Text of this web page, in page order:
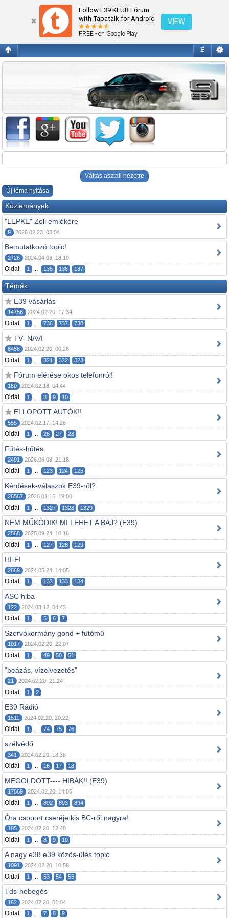
Follow E39 KLUB Fórum
with Tapatalk for Android
FREE - on Google Play
VIEW
#
E39 1995-2004
Váltás asztali nézetre
Új téma nyitása
Közlemények
"LEPKE" Zoli emlékére
9 2026.02.23. 03:04
Bemutatkozó topic!
2726 2024.04.06. 18:19
Oldal: 1 ... 135 136 137
Témák
E39 vásárlás
14756 2024.02.20. 17:34
Oldal: 1 ... 736 737 738
TV- NAVI
6458 2024.02.20. 00:26
Oldal: 1 ... 321 322 323
Fórum elérése okos telefonról!
180 2024.02.18. 04:44
Oldal: 1 ... 8 9 10
ELLOPOTT AUTÓK!!
555 2024.02.17. 14:26
Oldal: 1 ... 26 27 28
Fűtés-hűtés
2491 2026.06.08. 21:18
Oldal: 1 ... 123 124 125
Kérdések-válaszok E39-ről?
26567 2026.01.16. 19:00
Oldal: 1 ... 1327 1328 1329
NEM MŰKÖDIK! MI LEHET A BAJ? (E39)
2568 2025.09.24. 10:16
Oldal: 1 ... 127 128 129
HI-FI
2669 2024.05.24. 14:05
Oldal: 1 ... 132 133 134
ASC hiba
122 2024.03.12. 04:43
Oldal: 1 ... 5 6 7
Szervókormány gond + futómű
1017 2024.02.20. 22:07
Oldal: 1 ... 49 50 51
"beázás, vízelvezetés"
21 2024.02.20. 21:24
Oldal: 1 2
E39 Rádió
1511 2024.02.20. 20:22
Oldal: 1 ... 74 75 76
szélvédő
341 2024.02.20. 18:38
Oldal: 1 ... 16 17 18
MEGOLDOTT---- HIBÁK!! (E39)
17869 2024.02.20. 14:05
Oldal: 1 ... 892 893 894
Óra csoport cseréje kis BC-ről nagyra!
195 2024.02.20. 12:40
Oldal: 1 ... 8 9 10
A nagy e38 e39 közös-ülés topic
1091 2024.02.20. 10:59
Oldal: 1 ... 53 54 55
Tds-hebegés
162 2024.02.20. 01:04
Oldal: 1 ... 7 8 9